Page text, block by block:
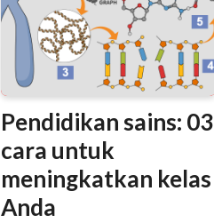
Pendidikan sains: 03
cara untuk
meningkatkan kelas
Anda